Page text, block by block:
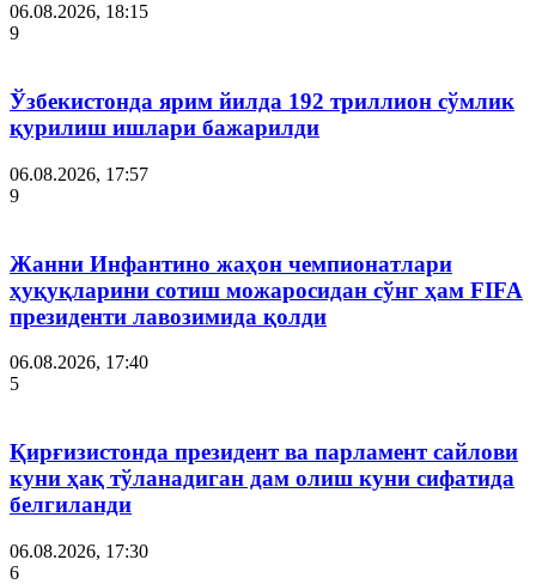
06.08.2026, 18:15
9
Ўзбекистонда ярим йилда 192 триллион сўмлик
қурилиш ишлари бажарилди
06.08.2026, 17:57
9
Жанни Инфантино жаҳон чемпионатлари
ҳуқуқларини сотиш можаросидан сўнг ҳам FIFA
президенти лавозимида қолди
06.08.2026, 17:40
5
Қирғизистонда президент ва парламент сайлови
куни ҳақ тўланадиган дам олиш куни сифатида
белгиланди
06.08.2026, 17:30
6